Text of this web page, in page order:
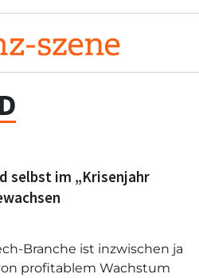
selbst im „Krisenjahr
Branche ist inzwischen ja
profitablem Wachstum